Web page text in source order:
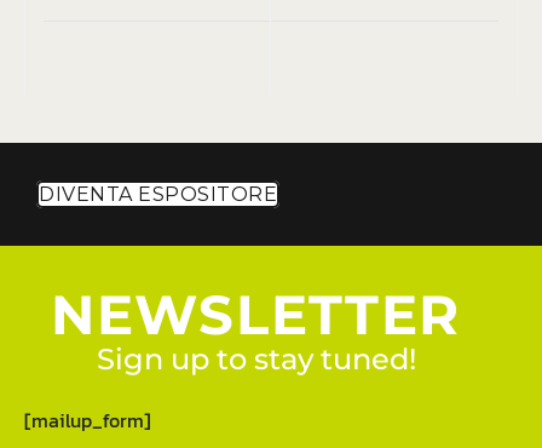
DIVENTA ESPOSITORE
NEWSLETTER
Sign up to stay tuned!
[mailup_form]